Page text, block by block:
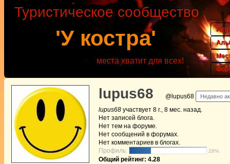
'У костра'
Туристическое сообщество
места хватит для всех!
lupus68 @lupus68 Недавно
lupus68 участвует 8 г., 8 мес. назад.
Нет записей блога.
Нет тем на форуме.
Нет сообщений в форумах.
Нет комментариев в блогах.
Профиль:
28%
Общий рейтинг: 4.28